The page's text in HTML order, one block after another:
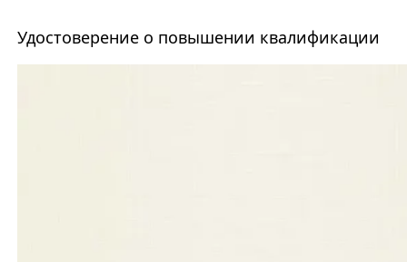
Удостоверение о повышении квалификации